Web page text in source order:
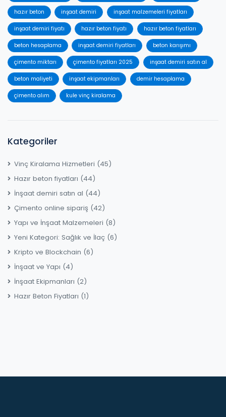
hazır beton inşaat demiri inşaat malzemeleri fiyatları
inşaat demiri fiyatı hazır beton fiyatı hazır beton fiyatları
beton hesaplama inşaat demiri fiyatları beton karışımı
çimento miktarı çimento fiyatları 2025 inşaat demiri satın al
beton maliyeti inşaat ekipmanları demir hesaplama
çimento alım kule vinç kiralama
Kategoriler
Vinç Kiralama Hizmetleri (45)
Hazır beton fiyatları (44)
İnşaat demiri satın al (44)
Çimento online sipariş (42)
Yapı ve İnşaat Malzemeleri (8)
Yeni Kategori: Sağlık ve İlaç (6)
Kripto ve Blockchain (6)
İnşaat ve Yapı (4)
İnşaat Ekipmanları (2)
Hazır Beton Fiyatları (1)